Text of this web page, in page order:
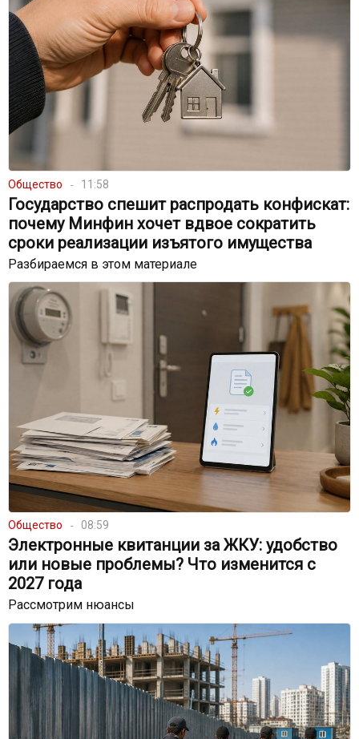
Общество 11:58
Государство спешит распродать конфискат:
почему Минфин хочет вдвое сократить
сроки реализации изъятого имущества
Разбираемся в этом материале
Общество 08:59
Электронные квитанции за ЖКУ: удобство
или новые проблемы? Что изменится с
2027 года
Рассмотрим нюансы